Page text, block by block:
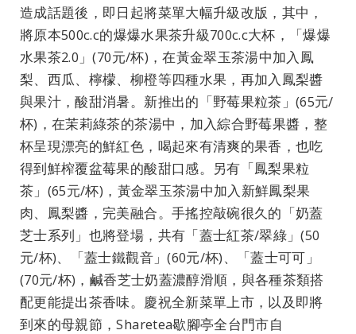
造成話題後，即日起將菜單大幅升級改版，其中，
將原本500c.c的爆爆水果茶升級700c.c大杯，「爆爆
水果茶2.0」(70元/杯)，在黃金翠玉茶湯中加入鳳
梨、西瓜、檸檬、柳橙等四種水果，再加入鳳梨醬
與果汁，酸甜消暑。新推出的「野莓果粒茶」(65元/
杯)，在茉莉綠茶的茶湯中，加入綜合野莓果醬，整
杯呈現漂亮的鮮紅色，喝起來有清爽的果香，也吃
得到鮮榨覆盆莓果的酸甜口感。另有「鳳梨果粒
茶」(65元/杯)，黃金翠玉茶湯中加入新鮮鳳梨果
肉、鳳梨醬，完美融合。手搖控敲碗很久的「奶蓋
芝士系列」也將登場，共有「蓋士紅茶/翠綠」(50
元/杯)、「蓋士鐵觀音」(60元/杯)、「蓋士可可」
(70元/杯)，鹹香芝士奶蓋濃醇滑順，與各種茶類搭
配更能提出茶香味。慶祝全新菜單上市，以及即將
到來的母親節，Sharetea歇腳亭全台門市自